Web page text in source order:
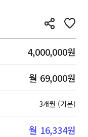
4,000,000원
월 69,000원
3개월 (기본)
월 16,334원